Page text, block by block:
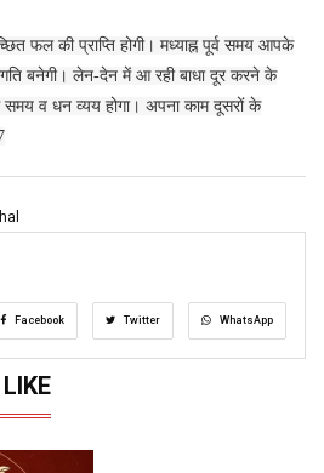
फल की प्राप्ति होगी। मध्याह्न पूर्व समय आपके
बनेगी। लेन-देन में आ रही बाधा दूर करने के
समय व धन व्यय होगा। अपना काम दूसरों के
Facebook Twitter WhatsApp